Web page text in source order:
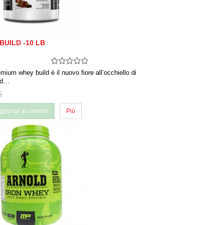
-10 LB
whey build è il nuovo fiore all’occhiello di
al carrello Più